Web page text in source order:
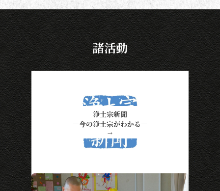
諸活動
浄土宗新聞
―今の浄土宗がわかる―
→